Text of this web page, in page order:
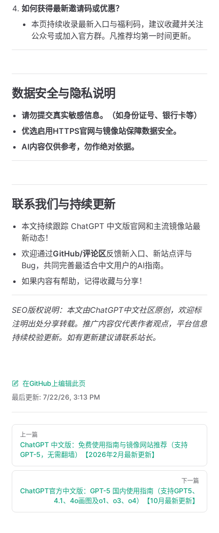
如何获得最新邀请码或优惠？
本页持续收录最新入口与福利码，建议收藏并关注
公众号或加入官方群。凡推荐均第一时间更新。
数据安全与隐私说明
请勿提交真实敏感信息。（如身份证号、银行卡等）
优选启用HTTPS官网与镜像站保障数据安全。
AI内容仅供参考，勿作绝对依据。
联系我们与持续更新
本文持续跟踪 ChatGPT 中文版官网和主流镜像站最
新动态！
欢迎通过GitHub/评论区反馈新入口、新站点评与
Bug，共同完善最适合中文用户的AI指南。
如果内容有帮助，记得收藏与分享！
SEO版权说明：本文由ChatGPT中文社区原创，欢迎标
注明出处分享转载。推广内容仅代表作者观点，平台信息
持续校验更新。如有更新建议请联系站长。
在GitHub上编辑此页
最后更新: 7/22/26, 3:13 PM
Pager
上一篇
ChatGPT 中文版：免费使用指南与镜像网站推荐（支持
GPT-5，无需翻墙）【2026年2月最新更新】
下一篇
ChatGPT官方中文版：GPT-5 国内使用指南（支持GPT5、
4.1、4o画图及o1、o3、o4）【10月最新更新】